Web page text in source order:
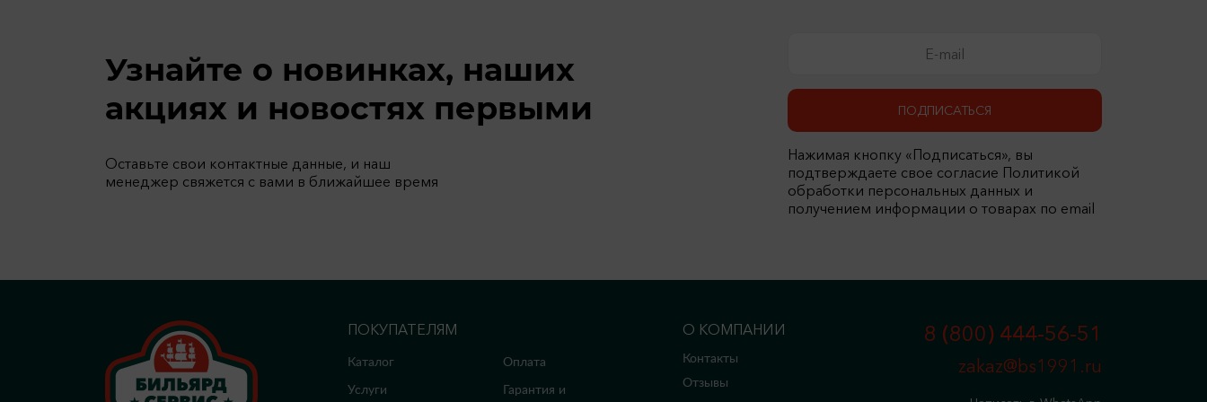
Узнайте о новинках, наших
акциях и новостях первыми
Оставьте свои контактные данные, и наш
менеджер свяжется с вами в ближайшее время
ПОДПИСАТЬСЯ
Нажимая кнопку «Подписаться», вы
подтверждаете свое согласие Политикой
обработки персональных данных и
получением информации о товарах по email
ПОКУПАТЕЛЯМ
Каталог
Услуги
Оплата
Гарантия и
О КОМПАНИИ
Контакты
Отзывы
8 (800) 444-56-51
zakaz@bs1991.ru